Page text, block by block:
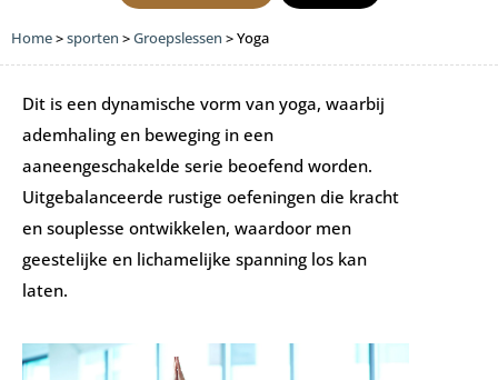
Home>sporten >Groepslessen >Yoga
Dit is een dynamische vorm van yoga, waarbij
ademhaling en beweging in een
aaneengeschakelde serie beoefend worden.
Uitgebalanceerde rustige oefeningen die kracht
en souplesse ontwikkelen, waardoor men
geestelijke en lichamelijke spanning los kan
laten.